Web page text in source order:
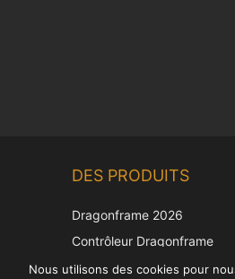
DES PRODUITS
Dragonframe 2026
Contrôleur Dragonframe
DDMX-512
Nous utilisons des cookies pour